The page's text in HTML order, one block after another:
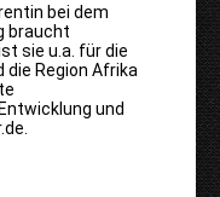
bei dem
braucht
sie u.a. für die
Region Afrika
und